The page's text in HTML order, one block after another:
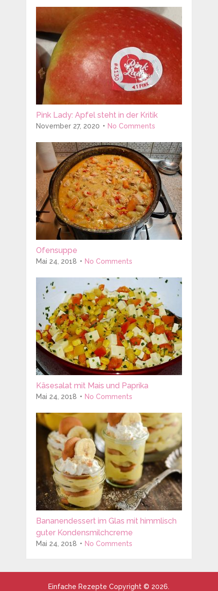
Pink Lady: Apfel steht in der Kritik
November 27, 2020 No Comments
Ofensuppe
Mai 24, 2018 No Comments
Käsesalat mit Mais und Paprika
Mai 24, 2018 No Comments
Bananendessert im Glas mit himmlisch
guter Kondensmilchcreme
Mai 24, 2018 No Comments
Einfache Rezepte Copyright © 2026.